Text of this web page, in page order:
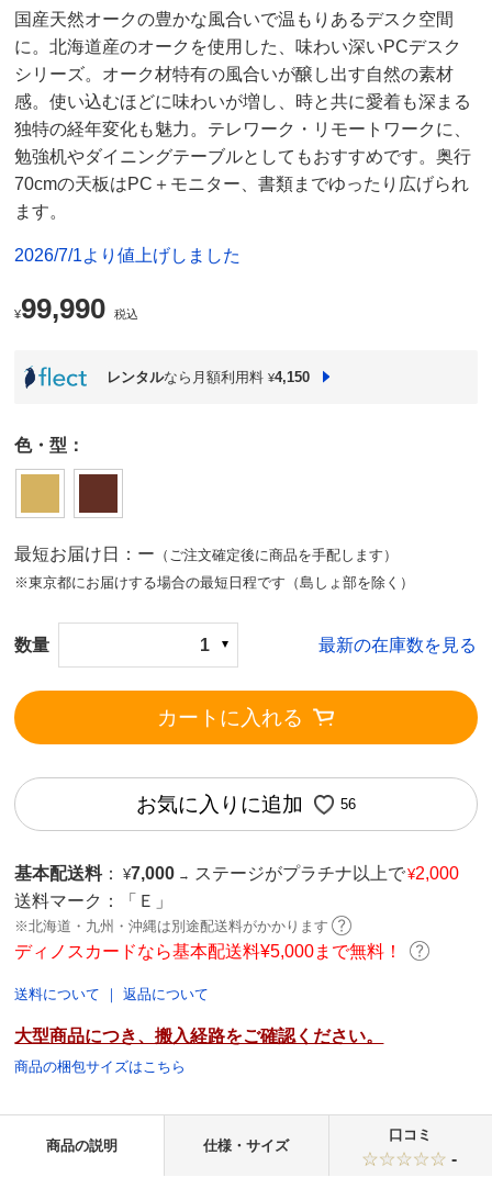
国産天然オークの豊かな風合いで温もりあるデスク空間
に。北海道産のオークを使用した、味わい深いPCデスク
シリーズ。オーク材特有の風合いが醸し出す自然の素材
感。使い込むほどに味わいが増し、時と共に愛着も深まる
独特の経年変化も魅力。テレワーク・リモートワークに、
勉強机やダイニングテーブルとしてもおすすめです。奥行
70cmの天板はPC＋モニター、書類までゆったり広げられ
ます。
2026/7/1より値上げしました
¥99,990 税込
レンタルなら月額利用料 ¥4,150
色・型：
最短お届け日：ー （ご注文確定後に商品を手配します）
※東京都にお届けする場合の最短日程です（島しょ部を除く）
数量 1 最新の在庫数を見る
カートに入れる
お気に入りに追加 56
基本配送料 ： ¥7,000 → ステージがプラチナ以上で¥2,000
送料マーク：
「Ｅ」
※北海道・九州・沖縄は別途配送料がかかります
ディノスカードなら基本配送料¥5,000まで無料！
送料について ｜返品について
大型商品につき、搬入経路をご確認ください。
商品の梱包サイズはこちら
商品の説明 仕様・サイズ
口コミ
-